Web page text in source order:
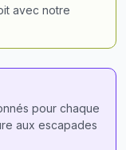
avec notre
pour chaque
aux escapades